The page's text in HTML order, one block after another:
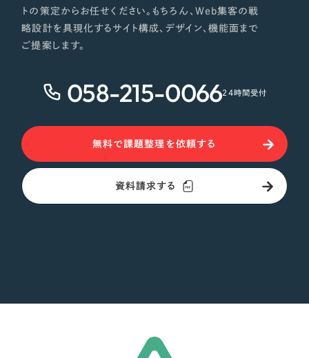
トの策定からお任せください。もちろん、Web集客の戦
略設計を具現化するサイト構成、デザイン、機能面まで
ご提案します。
058-215-006624時間受付
無料で課題整理を依頼する
資料請求する